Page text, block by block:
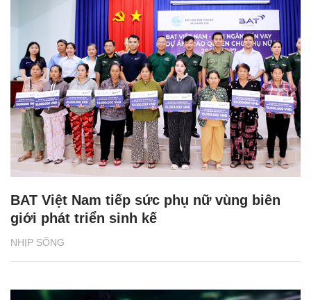
NHỊP SỐNG
BAT Việt Nam tiếp sức phụ nữ vùng biên
giới phát triển sinh kế